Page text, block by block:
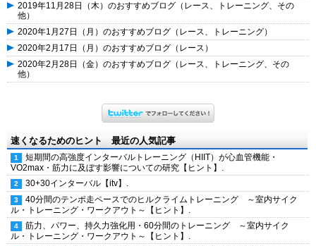
2019年11月28日（木）のおすすめブログ（レース、トレーニング、その
他）
2020年1月27日（月）のおすすめブログ（レース、トレーニング）
2020年2月17日（月）のおすすめブログ（レース）
2020年2月28日（金）のおすすめブログ（レース、トレーニング、その
他）
速くなるためのヒント 最近の人気記事
短期間の高強度インターバルトレーニング（HIIT）が心血管機能・
VO2max・筋力に及ぼす影響についての研究【ヒント】.
30+30インターバル【itv】.
40分間のテンポ走ペースでのヒルクライムトレーニング ～室内サイク
ル・トレーニング・ワークアウト～【ヒント】.
筋力、パワー、持久力強化用・60分間のトレーニング ～室内サイク
ル・トレーニング・ワークアウト～【ヒント】.